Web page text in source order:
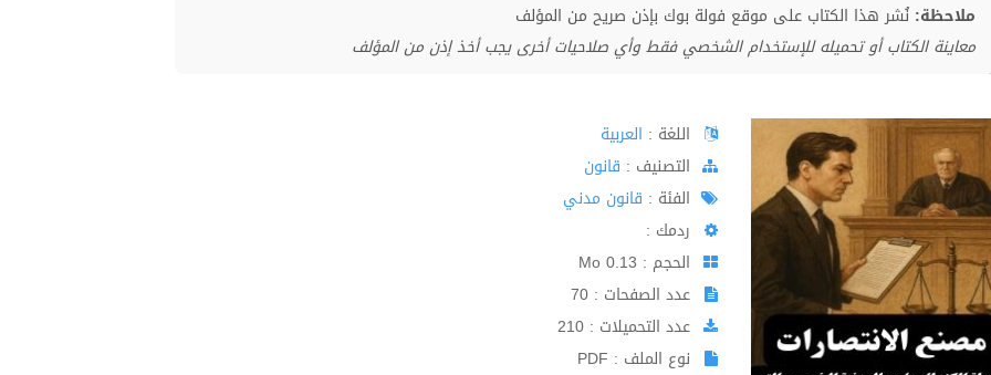
ملاحظة: نُشر هذا الكتاب على موقع فولة بوك بإذن صريح من المؤلف
معاينة الكتاب أو تحميله للإستخدام الشخصي فقط وأي صلاحيات أخرى يجب أخذ إذن من المؤلف
اللغة : العربية
اﻟﺘﺼﻨﻴﻒ : قانون
الفئة : قانون مدني
ردمك :
الحجم : 0.13 Mo
عدد الصفحات : 70
عدد التحميلات : 210
نوع الملف : PDF